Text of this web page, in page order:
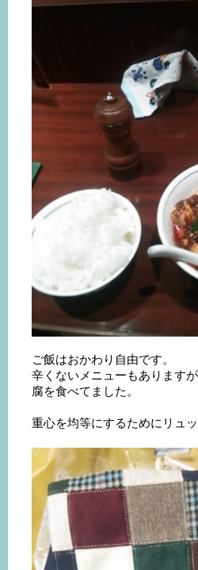
ご飯はおかわり自由です。
辛くないメニューもあります
腐を食べてました。
重心を均等にするためにリュ